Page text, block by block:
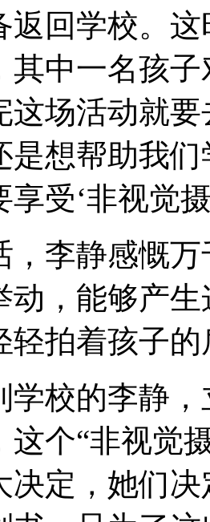
返回学校。
其中一名孩
这场活动就
是想帮助我
受‘非视觉
，李静感慨
动，能够产
轻拍着孩子
学校的李静
这个“非视觉
决定，她们